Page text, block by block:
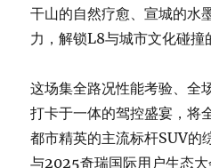
干山的自然疗愈、宣城的水
力，解锁L8与城市文化碰撞
这场集全路况性能考验、全
打卡于一体的驾控盛宴，将
都市精英的主流标杆SUV的
与2025奇瑞国际用户生态